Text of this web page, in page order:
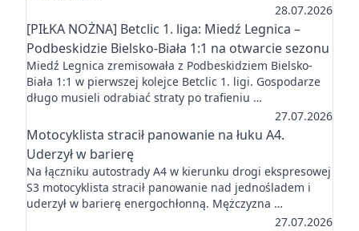
28.07.2026
[PIŁKA NOŻNA] Betclic 1. liga: Miedź Legnica –
Podbeskidzie Bielsko-Biała 1:1 na otwarcie sezonu
Miedź Legnica zremisowała z Podbeskidziem Bielsko-
Biała 1:1 w pierwszej kolejce Betclic 1. ligi. Gospodarze
długo musieli odrabiać straty po trafieniu …
27.07.2026
Motocyklista stracił panowanie na łuku A4.
Uderzył w barierę
Na łączniku autostrady A4 w kierunku drogi ekspresowej
S3 motocyklista stracił panowanie nad jednośladem i
uderzył w barierę energochłonną. Mężczyzna …
27.07.2026